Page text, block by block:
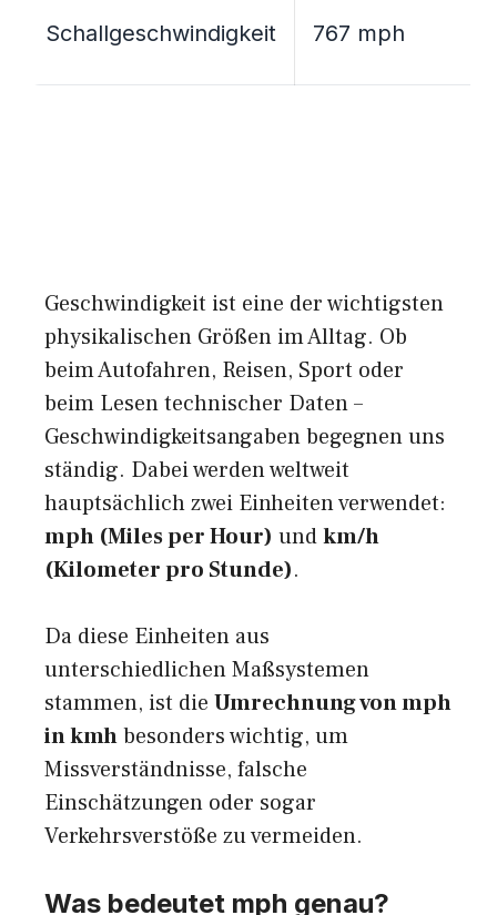
Schallgeschwindigkeit 767 mph
Geschwindigkeit ist eine der wichtigsten
physikalischen Größen im Alltag. Ob
beim Autofahren, Reisen, Sport oder
beim Lesen technischer Daten –
Geschwindigkeitsangaben begegnen uns
ständig. Dabei werden weltweit
hauptsächlich zwei Einheiten verwendet:
mph (Miles per Hour) undkm/h
(Kilometer pro Stunde).
Da diese Einheiten aus
unterschiedlichen Maßsystemen
stammen, ist die Umrechnung von mph
in kmhbesonders wichtig, um
Missverständnisse, falsche
Einschätzungen oder sogar
Verkehrsverstöße zu vermeiden.
Was bedeutet mph genau?